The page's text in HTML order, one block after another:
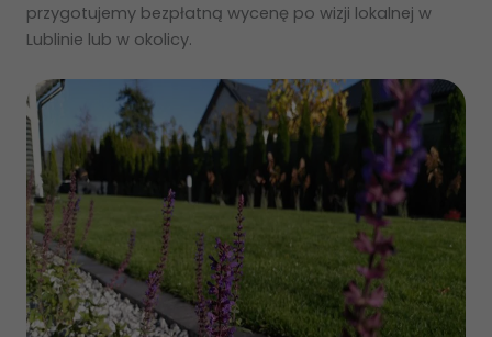
przygotujemy bezpłatną wycenę po wizji lokalnej w
Lublinie lub w okolicy.